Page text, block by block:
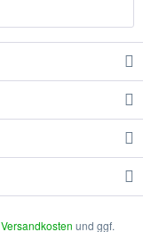
Versandkosten und ggf.